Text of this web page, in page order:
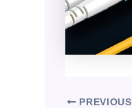
PREVIOUS